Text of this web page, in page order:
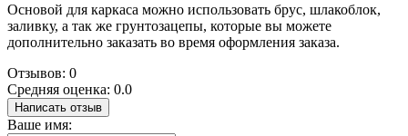
Основой для каркаса можно использовать брус, шлакоблок,
заливку, а так же грунтозацепы, которые вы можете
дополнительно заказать во время оформления заказа.
Отзывов: 0
Средняя оценка: 0.0
Написать отзыв
Ваше имя: